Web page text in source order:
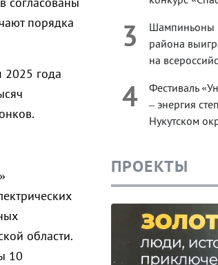
порядка
2025 года
области.
10
3
Шампиньоны
района
на
4
Фестиваль
– энергия
Нукутском
ПРОЕКТЫ